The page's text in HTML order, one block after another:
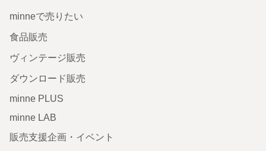
minneで売りたい
食品販売
ヴィンテージ販売
ダウンロード販売
minne PLUS
minne LAB
販売支援企画・イベント